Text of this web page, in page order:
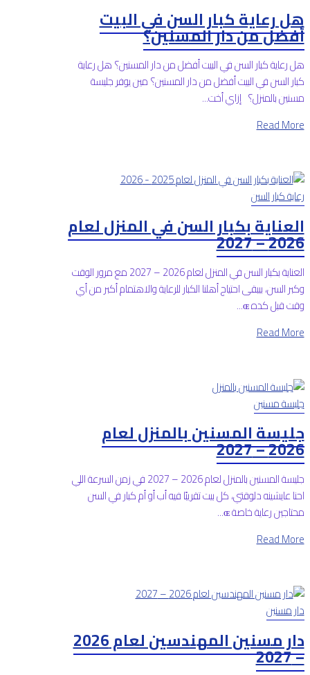
هل رعاية كبار السن في البيت
أفضل من دار المسنين؟
هل رعاية كبار السن في البيت أفضل من دار المسنين؟ هل رعاية
كبار السن في البيت أفضل من دار المسنين؟ مين يوفر جليسة
مسنين بالمنزل؟ إزاي أخت...
Read More
رعاية كبار السن
العناية بكبار السن في المنزل لعام
2026 – 2027
العناية بكبار السن في المنزل لعام 2026 – 2027 مع مرور الوقت
وكبر السن، بيبقى احتياج أهلنا الكبار للرعاية والاهتمام أكبر من أي
وقت قبل كده ɶ...
Read More
جليسة مسنين
جليسة المسنين بالمنزل لعام
2026 – 2027
جليسة المسنين بالمنزل لعام 2026 – 2027 في زمن السرعة اللي
احنا عايشينه دلوقتي، كل بيت تقريبًا فيه أب أو أم كبار في السن
محتاجين رعاية خاصة ɶ...
Read More
دار مسنين
دار مسنين المهندسين لعام 2026
– 2027